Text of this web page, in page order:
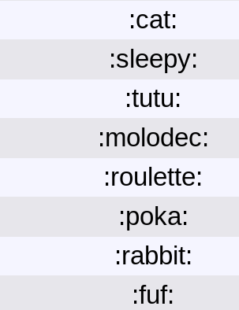
:cat:
:sleepy:
:tutu:
:molodec:
:roulette:
:poka:
:rabbit:
:fuf: